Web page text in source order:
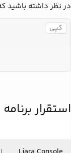
در نظر داشته باشید
کپی
استقرار برنامه